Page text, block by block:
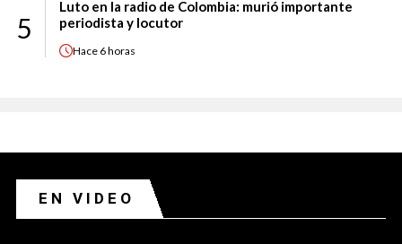
5
Luto en la radio de Colombia: murió importante
periodista y locutor
Hace 6 horas
EN VIDEO